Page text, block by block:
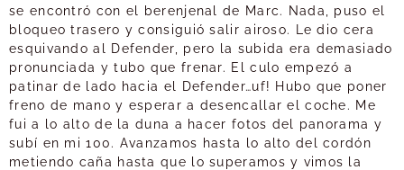
se encontró con el berenjenal de Marc. Nada, puso el
bloqueo trasero y consiguió salir airoso. Le dio cera
esquivando al Defender, pero la subida era demasiado
pronunciada y tubo que frenar. El culo empezó a
patinar de lado hacia el Defender…uf! Hubo que poner
freno de mano y esperar a desencallar el coche. Me
fui a lo alto de la duna a hacer fotos del panorama y
subí en mi 100. Avanzamos hasta lo alto del cordón
metiendo caña hasta que lo superamos y vimos la